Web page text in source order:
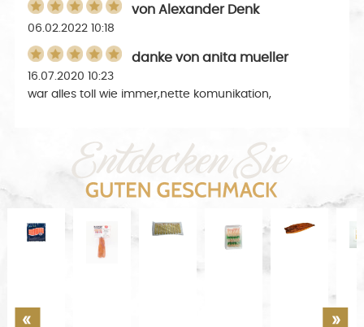
von Alexander Denk
06.02.2022 10:18
danke vonanita mueller
16.07.2020 10:23
war alles toll wie immer,nette komunikation,